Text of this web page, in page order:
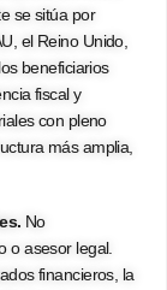
se sitúa por
el Reino Unido,
beneficiarios
fiscal y
con pleno
más amplia,
No
o asesor legal.
financieros, la